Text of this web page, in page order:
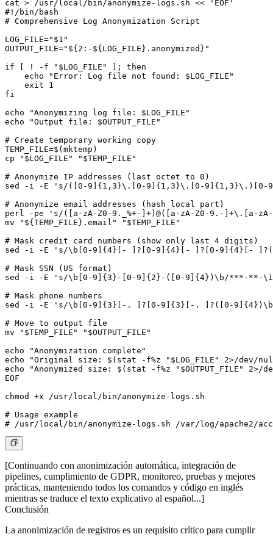
cat > /usr/local/bin/anonymize-logs.sh << 'EOF'
#!/bin/bash
# Comprehensive Log Anonymization Script
LOG_FILE="$1"
OUTPUT_FILE="${2:-${LOG_FILE}.anonymized}"
if [ ! -f "$LOG_FILE" ]; then
    echo "Error: Log file not found: $LOG_FILE"
    exit 1
fi
echo "Anonymizing log file: $LOG_FILE"
echo "Output file: $OUTPUT_FILE"
# Create temporary working copy
TEMP_FILE=$(mktemp)
cp "$LOG_FILE" "$TEMP_FILE"
# Anonymize IP addresses (last octet to 0)
sed -i -E 's/([0-9]{1,3}\.[0-9]{1,3}\.[0-9]{1,3}\.)[0-
# Anonymize email addresses (hash local part)
perl -pe 's/([a-zA-Z0-9._%+-]+)@([a-zA-Z0-9.-]+\.[a-zA-
mv "${TEMP_FILE}.email" "$TEMP_FILE"
# Mask credit card numbers (show only last 4 digits)
sed -i -E 's/\b[0-9]{4}[- ]?[0-9]{4}[- ]?[0-9]{4}[-
# Mask SSN (US format)
sed -i -E 's/\b[0-9]{3}-[0-9]{2}-([0-9]{4})\b/***-**-\1/g'
# Mask phone numbers
sed -i -E 's/\b[0-9]{3}[-. ]?[0-9]{3}[-. ]?([0-9]{4})\b/
# Move to output file
mv "$TEMP_FILE" "$OUTPUT_FILE"
echo "Anonymization complete"
echo "Original size: $(stat -f%z "$LOG_FILE" 2>/dev/
echo "Anonymized size: $(stat -f%z "$OUTPUT_FILE"
EOF
chmod +x /usr/local/bin/anonymize-logs.sh
# Usage example
[Continuando con anonimización automática, integración de
pipelines, cumplimiento de GDPR, monitoreo, pruebas y mejores
prácticas, manteniendo todos los comandos y código en inglés
mientras se traduce el texto explicativo al español...]
Conclusión
La anonimización de registros es un requisito crítico para cumplir